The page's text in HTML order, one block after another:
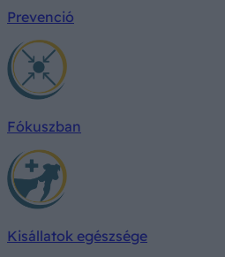
Prevenció
Fókuszban
Kisállatok egészsége